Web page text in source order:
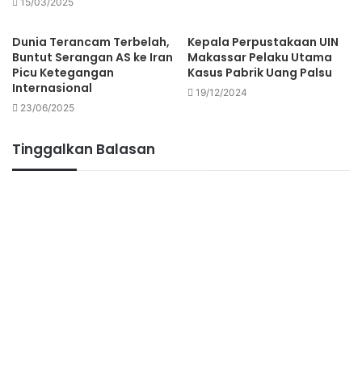
Dunia Terancam Terbelah,
Buntut Serangan AS ke Iran
Picu Ketegangan
Internasional
23/06/2025
Kepala Perpustakaan UIN
Makassar Pelaku Utama
Kasus Pabrik Uang Palsu
19/12/2024
Tinggalkan Balasan